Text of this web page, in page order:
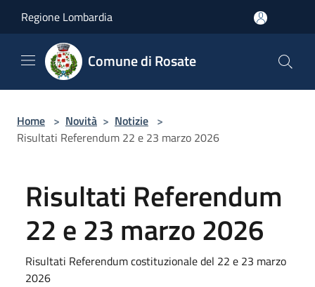
Regione Lombardia
Comune di Rosate
Home > Novità > Notizie >
Risultati Referendum 22 e 23 marzo 2026
Risultati Referendum
22 e 23 marzo 2026
Risultati Referendum costituzionale del 22 e 23 marzo
2026